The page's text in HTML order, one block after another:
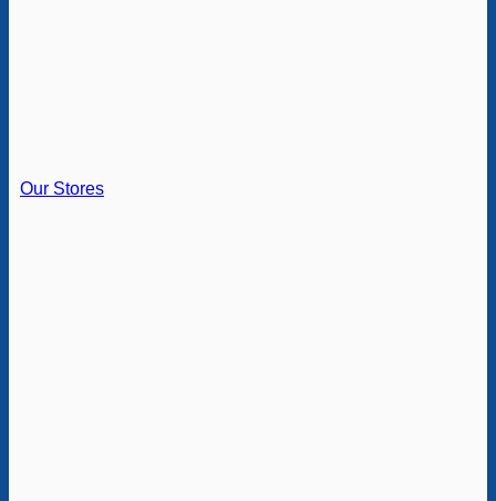
Our Stores